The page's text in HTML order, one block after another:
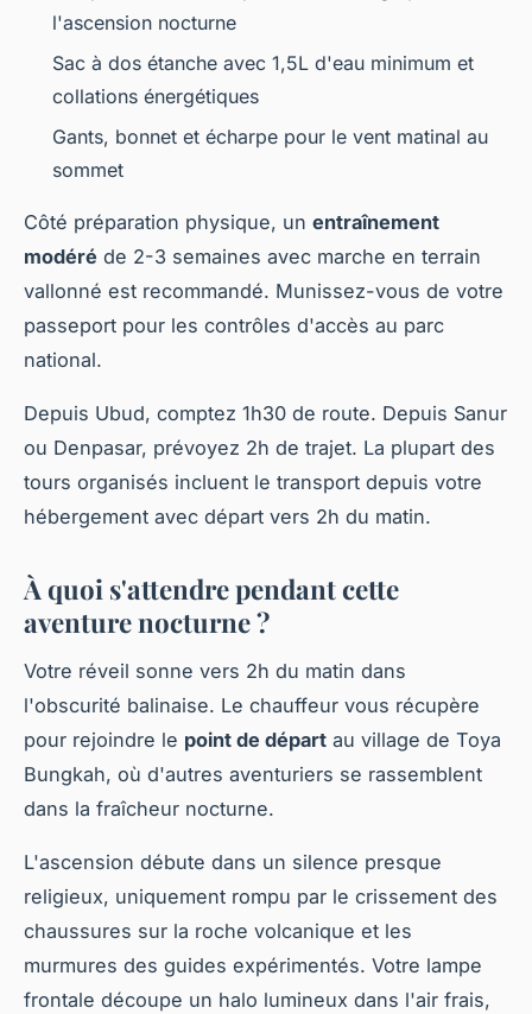
l'ascension nocturne
Sac à dos étanche avec 1,5L d'eau minimum et
collations énergétiques
Gants, bonnet et écharpe pour le vent matinal au
sommet
Côté préparation physique, un entraînement
modéré de 2-3 semaines avec marche en terrain
vallonné est recommandé. Munissez-vous de votre
passeport pour les contrôles d'accès au parc
national.
Depuis Ubud, comptez 1h30 de route. Depuis Sanur
ou Denpasar, prévoyez 2h de trajet. La plupart des
tours organisés incluent le transport depuis votre
hébergement avec départ vers 2h du matin.
À quoi s'attendre pendant cette
aventure nocturne ?
Votre réveil sonne vers 2h du matin dans
l'obscurité balinaise. Le chauffeur vous récupère
pour rejoindre le point de départ au village de Toya
Bungkah, où d'autres aventuriers se rassemblent
dans la fraîcheur nocturne.
L'ascension débute dans un silence presque
religieux, uniquement rompu par le crissement des
chaussures sur la roche volcanique et les
murmures des guides expérimentés. Votre lampe
frontale découpe un halo lumineux dans l'air frais,